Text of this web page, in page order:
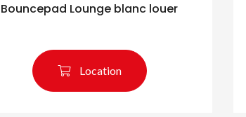
Bouncepad Lounge blanc louer
Location